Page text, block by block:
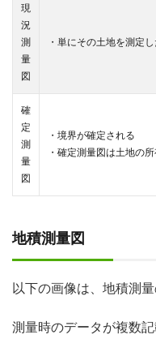
現
況
測
量
図
・単にその土地を測定
確
定
測
量
図
・境界が確定される
・確定測量図は土地の
地積測量図
以下の画像は、地積測量
測量時のデータが複数